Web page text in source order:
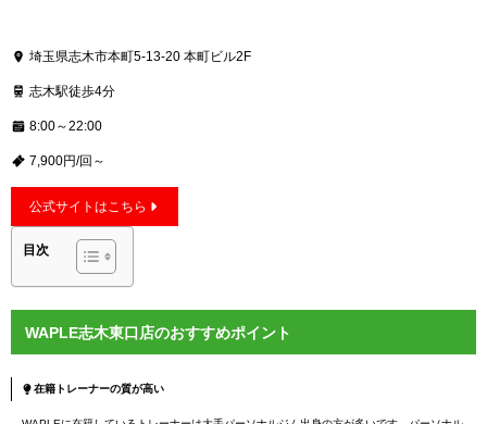
埼玉県志木市本町5-13-20 本町ビル2F
志木駅徒歩4分
8:00～22:00
7,900円/回～
公式サイトはこちら
目次
WAPLE志木東口店のおすすめポイント
在籍トレーナーの質が高い